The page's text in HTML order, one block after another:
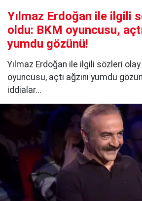
Yılmaz Erdoğan ile ilgili
oldu: BKM oyuncusu,
yumdu gözünü!
Yılmaz Erdoğan ile ilgili sözleri olay
oyuncusu, açtı ağzını yumdu
iddialar...